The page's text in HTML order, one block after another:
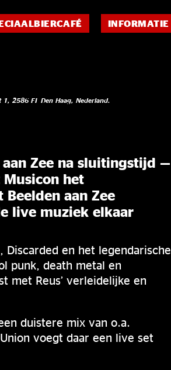
INFORMATIE
2586 EL Den Haag, Nederland.
Zee na sluitingstijd —
het
aan Zee
live muziek elkaar
Discarded en het legendarische
punk, death metal en
met Reus’ verleidelijke en
duistere mix van o.a.
voegt daar een live set